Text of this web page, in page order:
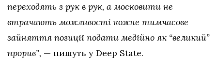
переходять з рук в рук, а московити не
втрачають можливості кожне тимчасове
зайняття позиції подати медійно як “великий”
прорив”, — пишуть у Deep State.